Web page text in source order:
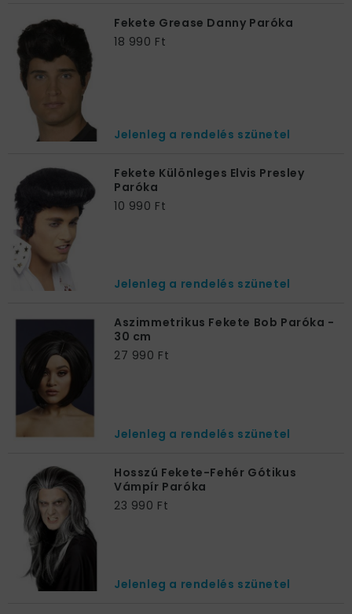
Fekete Grease Danny Paróka
18 990 Ft
Jelenleg a rendelés szünetel
Fekete Különleges Elvis Presley
Paróka
10 990 Ft
Jelenleg a rendelés szünetel
Aszimmetrikus Fekete Bob Paróka -
30 cm
27 990 Ft
Jelenleg a rendelés szünetel
Hosszú Fekete-Fehér Gótikus
Vámpír Paróka
23 990 Ft
Jelenleg a rendelés szünetel